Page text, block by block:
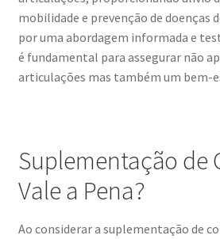
mobilidade e prevenção de doenças
por uma abordagem informada e
é fundamental para assegurar não
articulações mas também um bem-
Suplementação de
Vale a Pena?
Ao considerar a suplementação de